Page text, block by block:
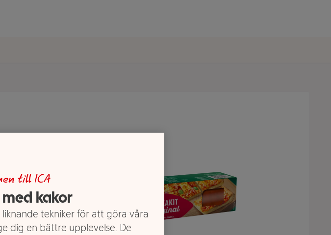
till ICA
kakor
tekniker för att göra våra
dig en bättre upplevelse. De